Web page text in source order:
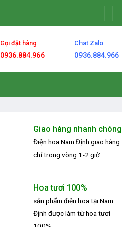
Gọi đặt hàng
0936.884.966
Chat Zalo
0936.884.966
Giao hàng nhanh chóng
Điện hoa Nam Định giao hàng
chỉ trong vòng 1-2 giờ
Hoa tươi 100%
sản phẩm điện hoa tại Nam
Định được làm từ hoa tươi